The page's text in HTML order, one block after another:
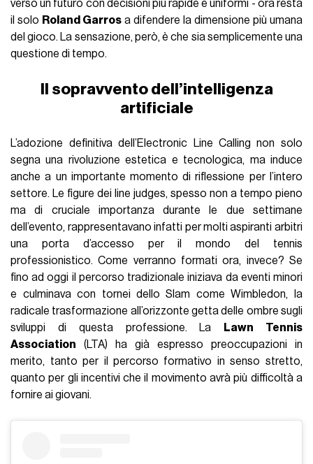
verso un futuro con decisioni più rapide e uniformi - ora resta
il solo Roland Garros a difendere la dimensione più umana
del gioco. La sensazione, però, è che sia semplicemente una
questione di tempo.
Il sopravvento dell’intelligenza
artificiale
L’adozione definitiva dell’Electronic Line Calling non solo
segna una rivoluzione estetica e tecnologica, ma induce
anche a un importante momento di riflessione per l’intero
settore. Le figure dei line judges, spesso non a tempo pieno
ma di cruciale importanza durante le due settimane
dell’evento, rappresentavano infatti per molti aspiranti arbitri
una porta d’accesso per il mondo del tennis
professionistico. Come verranno formati ora, invece? Se
fino ad oggi il percorso tradizionale iniziava da eventi minori
e culminava con tornei dello Slam come Wimbledon, la
radicale trasformazione all’orizzonte getta delle ombre sugli
sviluppi di questa professione. La
Lawn Tennis
Association (LTA) ha già espresso preoccupazioni in
merito, tanto per il percorso formativo in senso stretto,
quanto per gli incentivi che il movimento avrà più difficoltà a
fornire ai giovani.